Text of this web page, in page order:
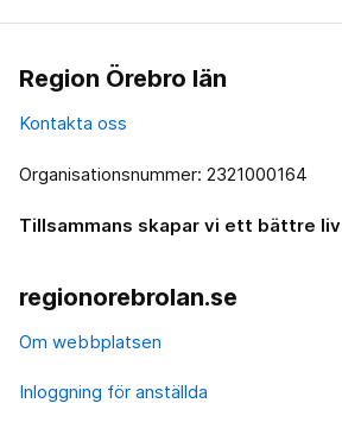
Region Örebro län
Kontakta oss
Organisationsnummer: 2321000164
Tillsammans skapar vi ett bättre liv
regionorebrolan.se
Om webbplatsen
Inloggning för anställda